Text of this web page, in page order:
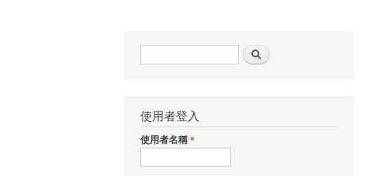
搜尋表單
使用者登入
使用者名稱*